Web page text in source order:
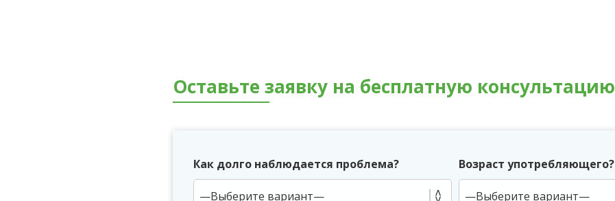
Оставьте заявку на бесплатную консультацию
Как долго наблюдается проблема? Возраст употребляющего?